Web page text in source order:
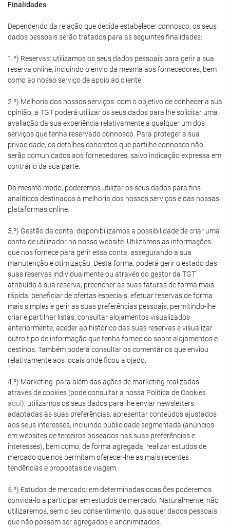
Finalidades
Dependendo da relação que decida estabelecer connosco, os seus
dados pessoais serão tratados para as seguintes finalidades:
1.º) Reservas: utilizamos os seus dados pessoais para gerir a sua
reserva online, incluindo o envio da mesma aos fornecedores, bem
como ao nosso serviço de apoio ao cliente.
2.º) Melhoria dos nossos serviços: com o objetivo de conhecer a sua
opinião, a TGT poderá utilizar os seus dados para lhe solicitar uma
avaliação da sua experiência relativamente a qualquer um dos
serviços que tenha reservado connosco. Para proteger a sua
privacidade, os detalhes concretos que partilhe connosco não
serão comunicados aos fornecedores, salvo indicação expressa em
contrário da sua parte.
Do mesmo modo, poderemos utilizar os seus dados para fins
analíticos destinados à melhoria dos nossos serviços e das nossas
plataformas online.
3.º) Gestão da conta: disponibilizamos a possibilidade de criar uma
conta de utilizador no nosso website. Utilizamos as informações
que nos fornece para gerir essa conta, assegurando a sua
manutenção e otimização. Desta forma, poderá gerir o estado das
suas reservas individualmente ou através do gestor da TGT
atribuído à sua reserva, preencher as suas faturas de forma mais
rápida, beneficiar de ofertas especiais, efetuar reservas de forma
mais simples e gerir as suas preferências pessoais, permitindo-lhe
criar e partilhar listas, consultar alojamentos visualizados
anteriormente, aceder ao histórico das suas reservas e visualizar
outro tipo de informação que tenha fornecido sobre alojamentos e
destinos. Também poderá consultar os comentários que enviou
relativamente aos locais onde ficou alojado.
4.º) Marketing: para além das ações de marketing realizadas
através de cookies (pode consultar a nossa Política de Cookies
aqui), utilizamos os seus dados para lhe enviar newsletters
adaptadas às suas preferências, apresentar conteúdos ajustados
aos seus interesses, incluindo publicidade segmentada (anúncios
em websites de terceiros baseados nas suas preferências e
interesses), bem como, de forma agregada, realizar estudos de
mercado que nos permitam oferecer-lhe as mais recentes
tendências e propostas de viagem.
5.º) Estudos de mercado: em determinadas ocasiões poderemos
convidá-lo a participar em estudos de mercado. Naturalmente, não
utilizaremos, sem o seu consentimento, quaisquer dados pessoais
que não possam ser agregados e anonimizados.